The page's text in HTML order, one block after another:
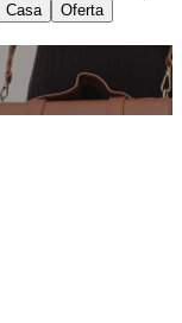
Casa Oferta